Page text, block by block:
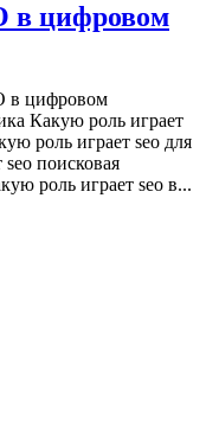
в цифровом
в цифровом
Какую роль играет
роль играет seo для
поисковая
роль играет seo в...